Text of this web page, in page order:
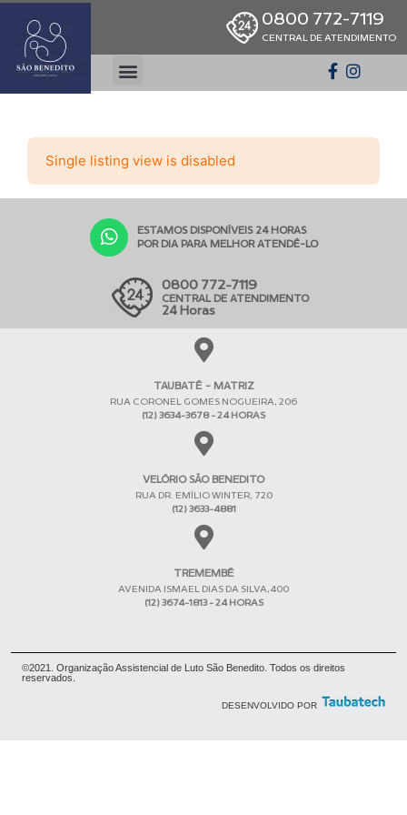
0800 772-7119
CENTRAL DE ATENDIMENTO
Single listing view is disabled
ESTAMOS DISPONÍVEIS 24 HORAS
POR DIA PARA MELHOR ATENDÊ-LO
0800 772-7119
CENTRAL DE ATENDIMENTO
24 Horas
TAUBATÉ - MATRIZ
RUA CORONEL GOMES NOGUEIRA, 206
(12) 3634-3678 - 24 HORAS
VELÓRIO SÃO BENEDITO
RUA DR. EMÍLIO WINTER, 720
(12) 3633-4881
TREMEMBÉ
AVENIDA ISMAEL DIAS DA SILVA,400
(12) 3674-1813 - 24 HORAS
©2021. Organização Assistencial de Luto São Benedito. Todos os direitos
reservados.
DESENVOLVIDO POR